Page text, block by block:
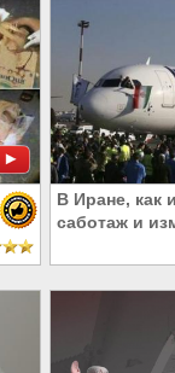
В Иране, как
саботаж и